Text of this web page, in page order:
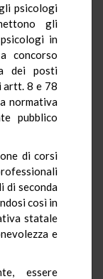
psicologi
gli
in
concorso
dei posti
artt. 8 e 78
normativa
pubblico
di corsi
di seconda
così in
statale
e
essere